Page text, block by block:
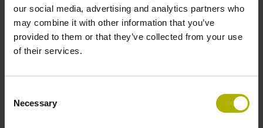
our social media, advertising and analytics partners who
may combine it with other information that you’ve
provided to them or that they’ve collected from your use
of their services.
Selection
Necessary
Stiftleiste abgewinkelt, 2-reihig, 15-polig
Anschluss-Belegung